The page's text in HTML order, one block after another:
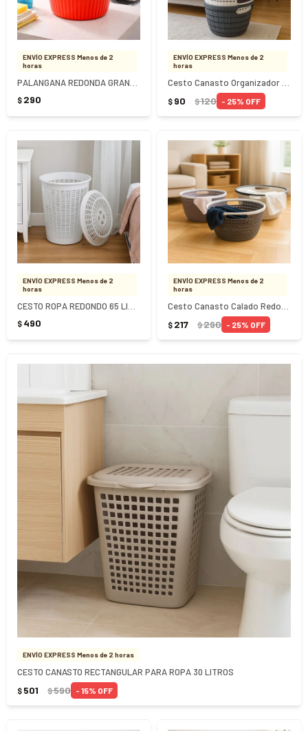
ENVÍO EXPRESS Menos de 2
horas
$ 290
ENVÍO EXPRESS Menos de 2
horas
$ 90 $120 25
ENVÍO EXPRESS Menos de 2
horas
$ 490
ENVÍO EXPRESS Menos de 2
horas
$ 217 $290 25
ENVÍO EXPRESS Menos de 2 horas
CESTO CANASTO RECTANGULAR PARA ROPA 30 LITROS
$ 501 $590 15